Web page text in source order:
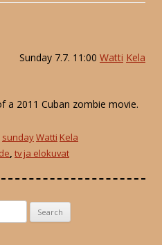
Sunday 7.7. 11:00 Watti Kela
a 2011 Cuban zombie movie.
sundayWatti Kela
, tv ja elokuvat